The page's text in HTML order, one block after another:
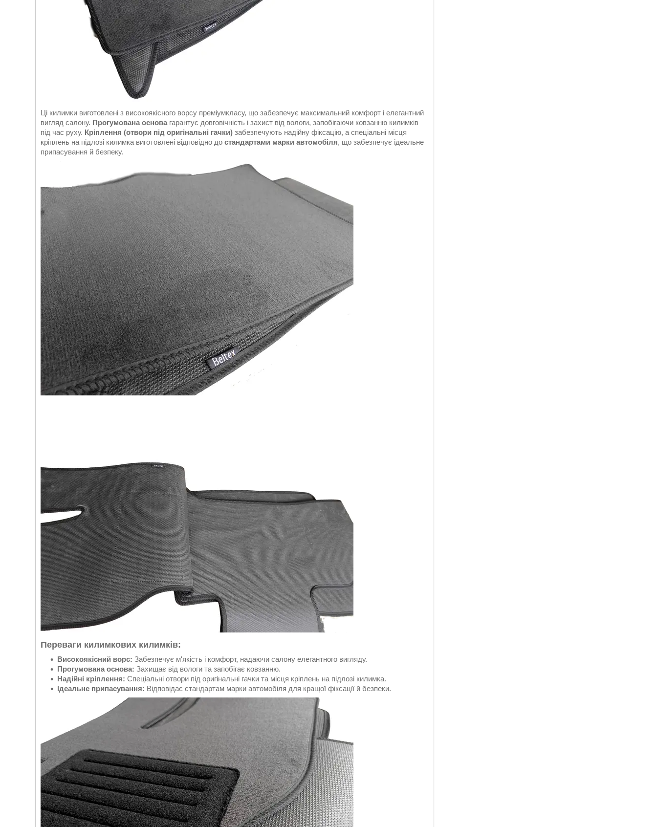
Ці килимки виготовлені з високоякісного ворсу преміумкласу, що забезпечує максимальний комфорт і елегантний
вигляд салону. Прогумована основа гарантує довговічність і захист від вологи, запобігаючи ковзанню килимків
під час руху. Кріплення (отвори під оригінальні гачки) забезпечують надійну фіксацію, а спеціальні місця
кріплень на підлозі килимка виготовлені відповідно до стандартами марки автомобіля, що забезпечує ідеальне
припасування й безпеку.
Переваги килимкових килимків:
Високоякісний ворс: Забезпечує м'якість і комфорт, надаючи салону елегантного вигляду.
Прогумована основа: Захищає від вологи та запобігає ковзанню.
Надійні кріплення: Спеціальні отвори під оригінальні гачки та місця кріплень на підлозі килимка.
Ідеальне припасування: Відповідає стандартам марки автомобіля для кращої фіксації й безпеки.